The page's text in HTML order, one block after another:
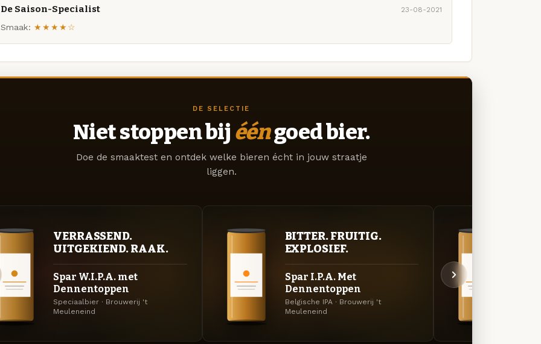
De Saison-Specialist 23-08-2021
Smaak: ★★★★☆
DE SELECTIE
Niet stoppen bij ééngoed bier.
Doe de smaaktest en ontdek welke bieren écht in jouw straatje
liggen.
VERRASSEND.
UITGEKIEND. RAAK.
Spar W.I.P.A. met
Dennentoppen
Speciaalbier · Brouwerij 't
Meuleneind
BITTER. FRUITIG.
EXPLOSIEF.
Spar I.P.A. Met
Dennentoppen
Belgische IPA · Brouwerij 't
Meuleneind